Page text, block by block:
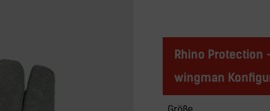
Rhino Protection -
wingman